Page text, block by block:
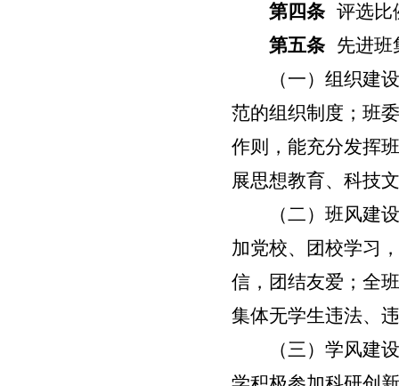
第四条 评选比
第五条 先进班
（一）组织建
范的组织制度；班
作则，能充分发挥
展思想教育、科技
（二）班风建
加党校、团校学习
信，团结友爱；全
集体无学生违法、
（三）学风建